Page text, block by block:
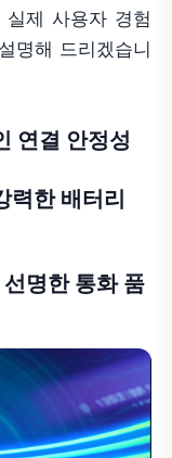
제 사용자 경험
명해 드리겠습니
연결 안정성
력한 배터리
명한 통화 품